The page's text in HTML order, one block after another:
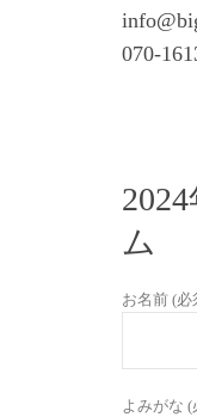
070-
ム
お名前 (必
よみがな (